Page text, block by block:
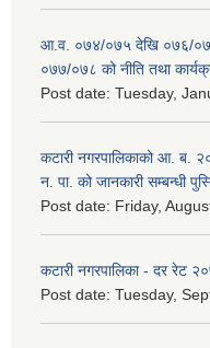
आ.व. ०७४/०७५ देखि ०७६/
०७७/०७८ को नीति तथा
Post date: Tuesday,
कटारी नगरपालिकाको आ. ब.
न. पा. को जानकारी सम्बन्धी
Post date: Friday,
कटारी नगरपालिका - दर रेट
Post date: Tuesday,